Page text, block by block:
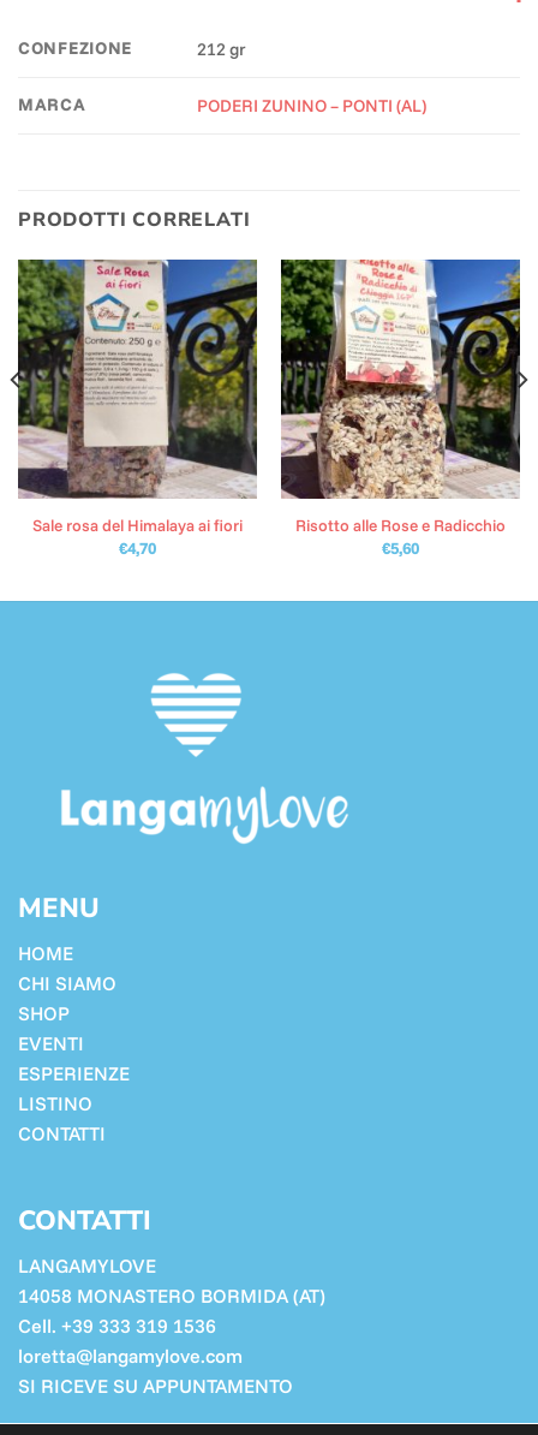
CONFEZIONE 212 gr
MARCA PODERI ZUNINO – PONTI (AL)
PRODOTTI CORRELATI
Sale rosa del Himalaya ai fiori
€4,70
Risotto alle Rose e Radicchio
€5,60
MENU
HOME
CHI SIAMO
SHOP
EVENTI
ESPERIENZE
LISTINO
CONTATTI
CONTATTI
LANGAMYLOVE
14058 MONASTERO BORMIDA (AT)
Cell. +39 333 319 1536
loretta@langamylove.com
SI RICEVE SU APPUNTAMENTO